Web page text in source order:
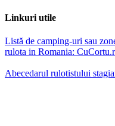
Linkuri utile
Listă de camping-uri sau
rulota in Romania:
Abecedarul rulotistului